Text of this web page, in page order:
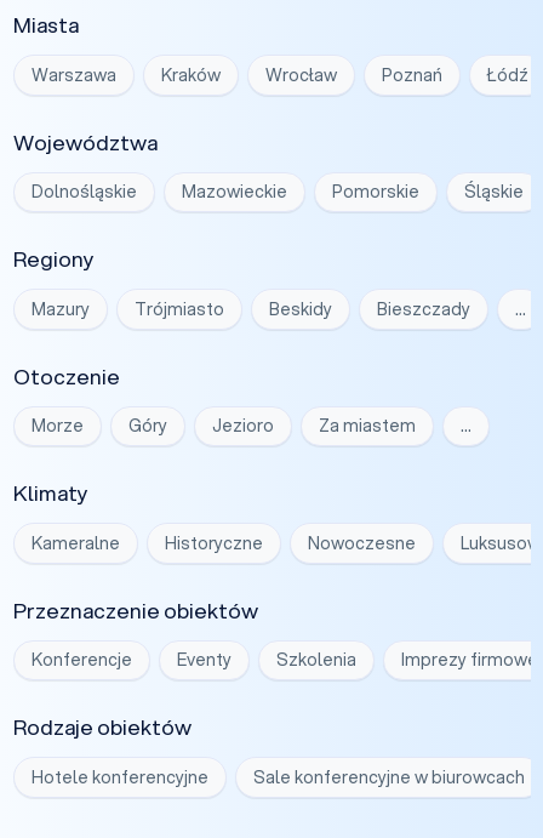
Miasta
Warszawa Kraków Wrocław Poznań Łódź
Województwa
Dolnośląskie Mazowieckie Pomorskie Śląskie
Regiony
Mazury Trójmiasto Beskidy Bieszczady …
Otoczenie
Morze Góry Jezioro Za miastem …
Klimaty
Kameralne Historyczne Nowoczesne
Przeznaczenie obiektów
Konferencje Eventy Szkolenia Imprezy firmowe
Rodzaje obiektów
Hotele konferencyjne Sale konferencyjne w biurowcach